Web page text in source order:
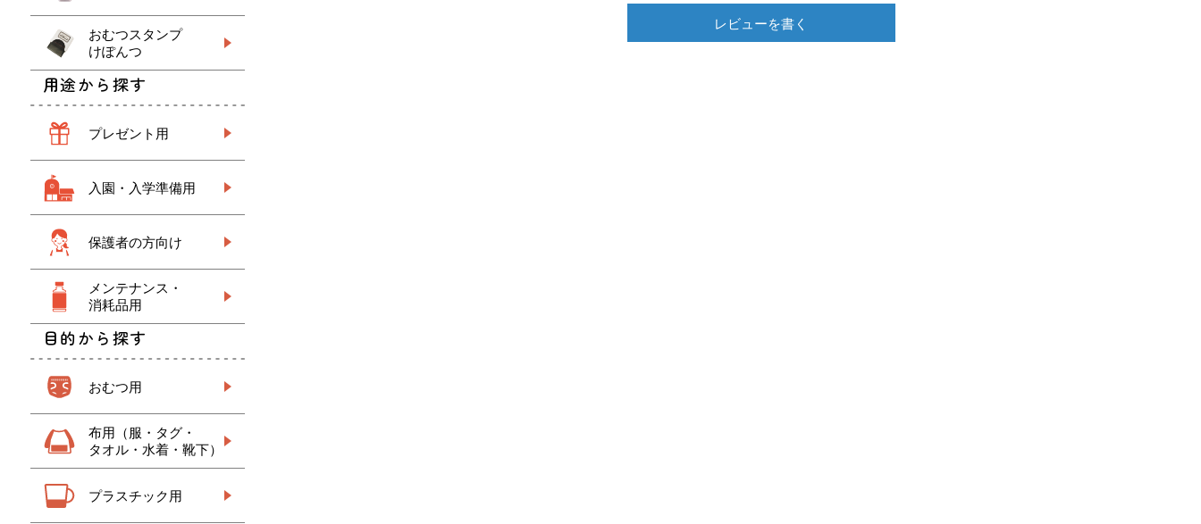
おむつスタンプ
けぽんつ
用途から探す
プレゼント用
入園・入学準備用
保護者の方向け
メンテナンス・
消耗品用
目的から探す
おむつ用
布用（服・タグ・
タオル・水着・靴下）
プラスチック用
レビューを書く